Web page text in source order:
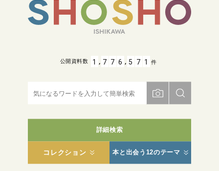
詳細検索
コレクション 本と出会う12のテーマ
公開資料数 1 , 7 7 6 , 5 7 1 件